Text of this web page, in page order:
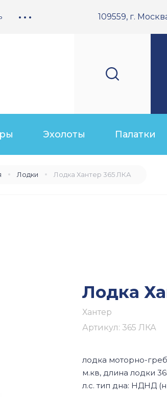
• • • 109559, г.
Эхолоты Палатки
Лодки Лодка Хантер 365 ЛКА
Лодка
Хантер
Артикул: 365 ЛКА
лодка моторно-
м.кв, длина лодки
л.с. тип дна: НДНД